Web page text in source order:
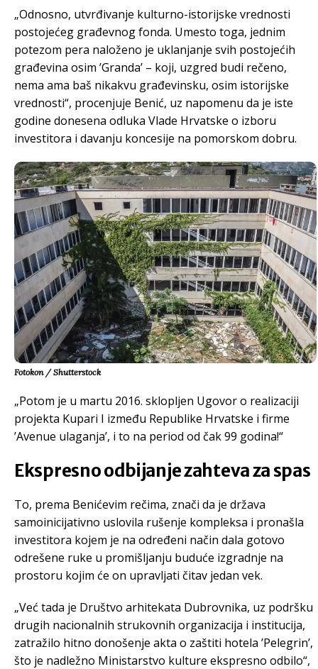
„Odnosno, utvrđivanje kulturno-istorijske vrednosti
postojećeg građevnog fonda. Umesto toga, jednim
potezom pera naloženo je uklanjanje svih postojećih
građevina osim ’Granda’ – koji, uzgred budi rečeno,
nema ama baš nikakvu građevinsku, osim istorijske
vrednosti“, procenjuje Benić, uz napomenu da je iste
godine donesena odluka Vlade Hrvatske o izboru
investitora i davanju koncesije na pomorskom dobru.
Fotokon / Shutterstock
„Potom je u martu 2016. sklopljen Ugovor o realizaciji
projekta Kupari I između Republike Hrvatske i firme
’Avenue ulaganja’, i to na period od čak 99 godina!“
Ekspresno odbijanje zahteva za spas
To, prema Benićevim rečima, znači da je država
samoinicijativno uslovila rušenje kompleksa i pronašla
investitora kojem je na određeni način dala gotovo
odrešene ruke u promišljanju buduće izgradnje na
prostoru kojim će on upravljati čitav jedan vek.
„Već tada je Društvo arhitekata Dubrovnika, uz podršku
drugih nacionalnih strukovnih organizacija i institucija,
zatražilo hitno donošenje akta o zaštiti hotela ’Pelegrin’,
što je nadležno Ministarstvo kulture ekspresno odbilo“,